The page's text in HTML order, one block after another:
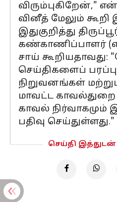
விரும்புகிறேன்,"
வினீத் மேலும் கூறி
இதுகுறித்து
கண்காணிப்பாளர்
சாய் கூறியதாவது:
செய்திகளைப்
நிறுவனங்கள்
மாவட்ட காவல்துறை
காவல் நிர்வாகமும்
பதிவு செய்துள்ளது."
செய்தி இத்துடன்